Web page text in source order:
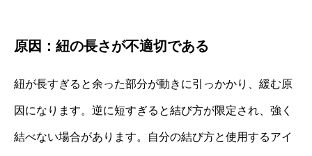
原因：紐の長さが不適切である
紐が長すぎると余った部分が動きに引っかかり、緩む原
因になります。逆に短すぎると結び方が限定され、強く
結べない場合があります。自分の結び方と使用するアイ